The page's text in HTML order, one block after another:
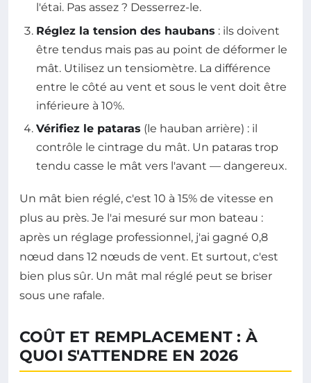
l'étai. Pas assez ? Desserrez-le.
Réglez la tension des haubans : ils doivent
être tendus mais pas au point de déformer le
mât. Utilisez un tensiomètre. La différence
entre le côté au vent et sous le vent doit être
inférieure à 10%.
Vérifiez le pataras (le hauban arrière) : il
contrôle le cintrage du mât. Un pataras trop
tendu casse le mât vers l'avant — dangereux.
Un mât bien réglé, c'est 10 à 15% de vitesse en
plus au près. Je l'ai mesuré sur mon bateau :
après un réglage professionnel, j'ai gagné 0,8
nœud dans 12 nœuds de vent. Et surtout, c'est
bien plus sûr. Un mât mal réglé peut se briser
sous une rafale.
COÛT ET REMPLACEMENT : À
QUOI S'ATTENDRE EN 2026